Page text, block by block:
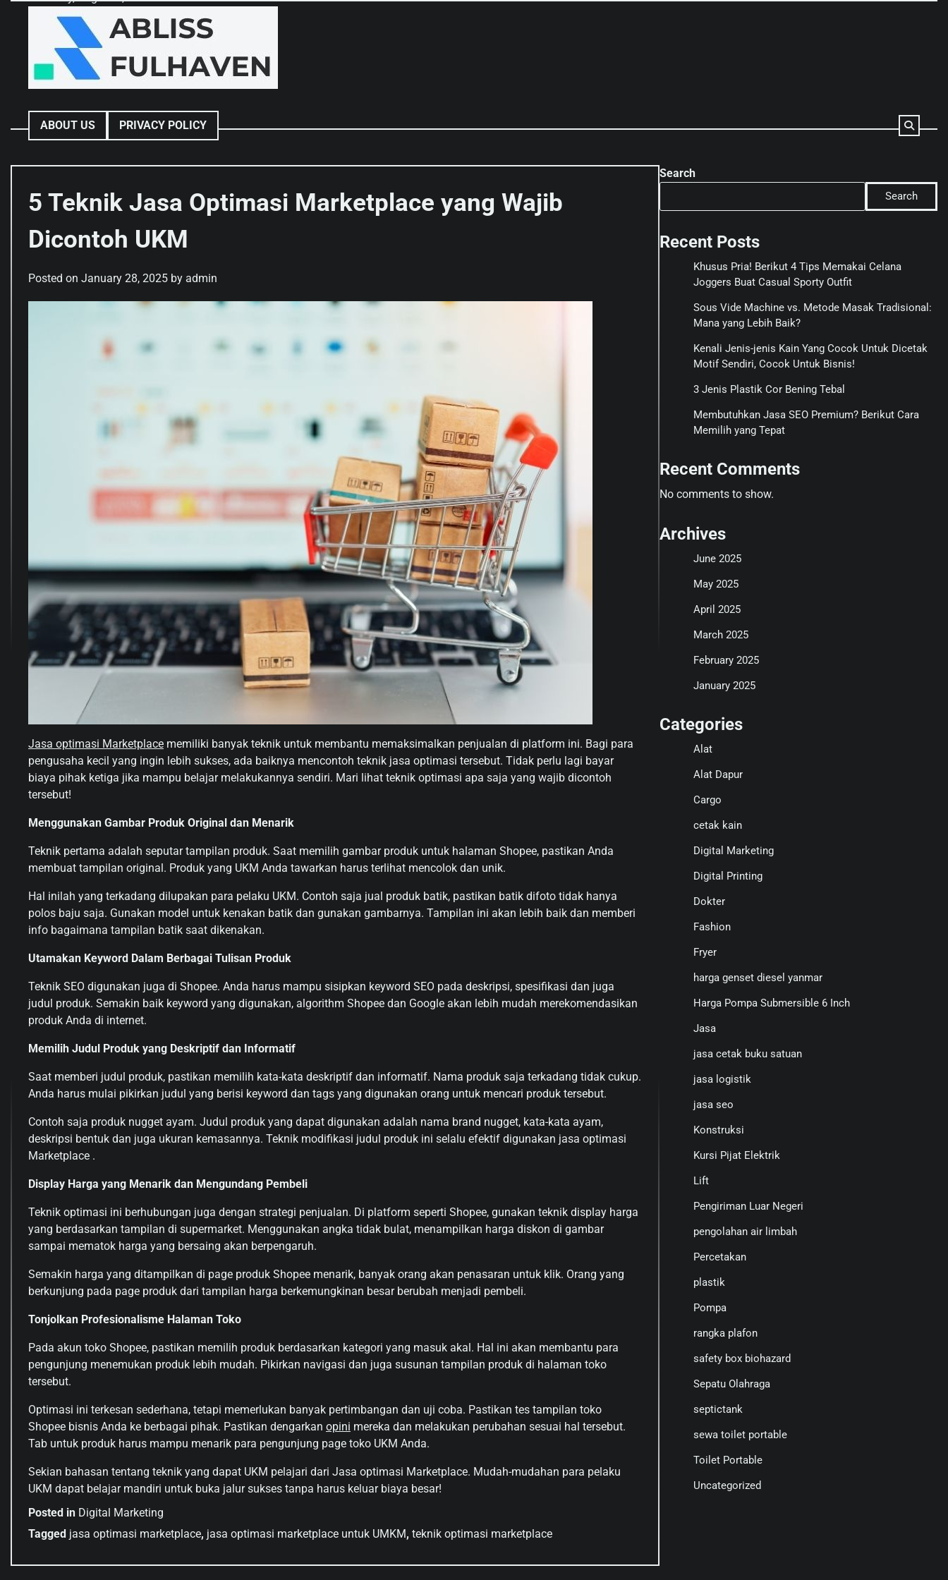
ABOUT US PRIVACY POLICY
5 Teknik Jasa Optimasi Marketplace yang Wajib
Dicontoh UKM
Posted on January 28, 2025 by admin
Jasa optimasi Marketplace memiliki banyak teknik untuk membantu memaksimalkan penjualan di platform ini. Bagi para
pengusaha kecil yang ingin lebih sukses, ada baiknya mencontoh teknik jasa optimasi tersebut. Tidak perlu lagi bayar
biaya pihak ketiga jika mampu belajar melakukannya sendiri. Mari lihat teknik optimasi apa saja yang wajib dicontoh
tersebut!
Menggunakan Gambar Produk Original dan Menarik
Teknik pertama adalah seputar tampilan produk. Saat memilih gambar produk untuk halaman Shopee, pastikan Anda
membuat tampilan original. Produk yang UKM Anda tawarkan harus terlihat mencolok dan unik.
Hal inilah yang terkadang dilupakan para pelaku UKM. Contoh saja jual produk batik, pastikan batik difoto tidak hanya
polos baju saja. Gunakan model untuk kenakan batik dan gunakan gambarnya. Tampilan ini akan lebih baik dan memberi
info bagaimana tampilan batik saat dikenakan.
Utamakan Keyword Dalam Berbagai Tulisan Produk
Teknik SEO digunakan juga di Shopee. Anda harus mampu sisipkan keyword SEO pada deskripsi, spesifikasi dan juga
judul produk. Semakin baik keyword yang digunakan, algorithm Shopee dan Google akan lebih mudah merekomendasikan
produk Anda di internet.
Memilih Judul Produk yang Deskriptif dan Informatif
Saat memberi judul produk, pastikan memilih kata-kata deskriptif dan informatif. Nama produk saja terkadang tidak cukup.
Anda harus mulai pikirkan judul yang berisi keyword dan tags yang digunakan orang untuk mencari produk tersebut.
Contoh saja produk nugget ayam. Judul produk yang dapat digunakan adalah nama brand nugget, kata-kata ayam,
deskripsi bentuk dan juga ukuran kemasannya. Teknik modifikasi judul produk ini selalu efektif digunakan jasa optimasi
Marketplace .
Display Harga yang Menarik dan Mengundang Pembeli
Teknik optimasi ini berhubungan juga dengan strategi penjualan. Di platform seperti Shopee, gunakan teknik display harga
yang berdasarkan tampilan di supermarket. Menggunakan angka tidak bulat, menampilkan harga diskon di gambar
sampai mematok harga yang bersaing akan berpengaruh.
Semakin harga yang ditampilkan di page produk Shopee menarik, banyak orang akan penasaran untuk klik. Orang yang
berkunjung pada page produk dari tampilan harga berkemungkinan besar berubah menjadi pembeli.
Tonjolkan Profesionalisme Halaman Toko
Pada akun toko Shopee, pastikan memilih produk berdasarkan kategori yang masuk akal. Hal ini akan membantu para
pengunjung menemukan produk lebih mudah. Pikirkan navigasi dan juga susunan tampilan produk di halaman toko
tersebut.
Optimasi ini terkesan sederhana, tetapi memerlukan banyak pertimbangan dan uji coba. Pastikan tes tampilan toko
Shopee bisnis Anda ke berbagai pihak. Pastikan dengarkan opini mereka dan melakukan perubahan sesuai hal tersebut.
Tab untuk produk harus mampu menarik para pengunjung page toko UKM Anda.
Sekian bahasan tentang teknik yang dapat UKM pelajari dari Jasa optimasi Marketplace. Mudah-mudahan para pelaku
UKM dapat belajar mandiri untuk buka jalur sukses tanpa harus keluar biaya besar!
Posted in Digital Marketing
Tagged jasa optimasi marketplace, jasa optimasi marketplace untuk UMKM, teknik optimasi marketplace
Search
Search
Recent Posts
Khusus Pria! Berikut 4 Tips Memakai Celana
Joggers Buat Casual Sporty Outfit
Sous Vide Machine vs. Metode Masak Tradisional:
Mana yang Lebih Baik?
Kenali Jenis-jenis Kain Yang Cocok Untuk Dicetak
Motif Sendiri, Cocok Untuk Bisnis!
3 Jenis Plastik Cor Bening Tebal
Membutuhkan Jasa SEO Premium? Berikut Cara
Memilih yang Tepat
Recent Comments
No comments to show.
Archives
June 2025
May 2025
April 2025
March 2025
February 2025
January 2025
Categories
Alat
Alat Dapur
Cargo
cetak kain
Digital Marketing
Digital Printing
Dokter
Fashion
Fryer
harga genset diesel yanmar
Harga Pompa Submersible 6 Inch
Jasa
jasa cetak buku satuan
jasa logistik
jasa seo
Konstruksi
Kursi Pijat Elektrik
Lift
Pengiriman Luar Negeri
pengolahan air limbah
Percetakan
plastik
Pompa
rangka plafon
safety box biohazard
Sepatu Olahraga
septictank
sewa toilet portable
Toilet Portable
Uncategorized